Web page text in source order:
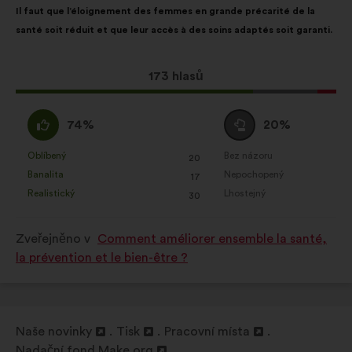
návrhu:
Il faut que l’éloignement des femmes en grande précarité de la
santé soit réduit et que leur accès à des soins adaptés soit garanti.
Tento
návrh
173 hlasů
distribucí:
Souhlasím
:
74%
Oblíbený
: 20
krát
Banalita
: 17
krát
Realistický
: 30
krát
Neutrální
hlas
:
20%
Bez názoru
:krát
Nepochopený
:krát
Lhostejný
:krát
Zveřejněno v
Comment améliorer ensemble la santé,
la prévention et le bien-être ?
Naše novinky Tisk
Otevřít
Pracovní místa
občanských konzultací souhrnným
způsobem
nám pomáhají optimalizovat náš
dopad prostřednictvím sociálních